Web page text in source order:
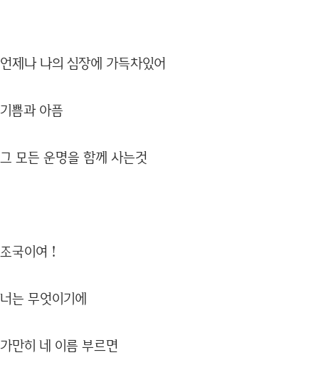
언제나 나의 심장에 가득차있어
기쁨과 아픔
그 모든 운명을 함께 사는것
조국이여！
너는 무엇이기에
가만히 네 이름 부르면